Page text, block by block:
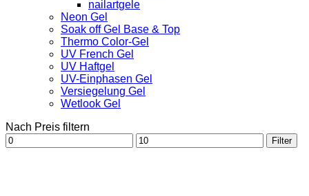
nailartgele
Neon Gel
Soak off Gel Base & Top
Thermo Color-Gel
UV French Gel
UV Haftgel
UV-Einphasen Gel
Versiegelung Gel
Wetlook Gel
Nach Preis filtern
Min.
Preis
Max.
Preis
Filter